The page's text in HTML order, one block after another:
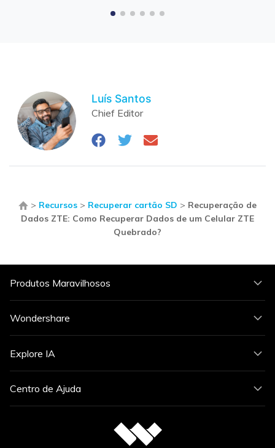
Luís Santos
Chief Editor
> Recursos > Recuperar cartão SD > Recuperação de
Dados ZTE: Como Recuperar Dados de um Celular ZTE
Quebrado?
Produtos Maravilhosos
Wondershare
Explore IA
Centro de Ajuda